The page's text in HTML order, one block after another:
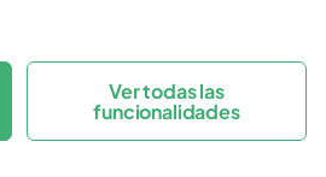
Ver todas las
funcionalidades